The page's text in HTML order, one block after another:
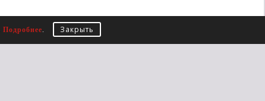
Подробнее. Закрыть